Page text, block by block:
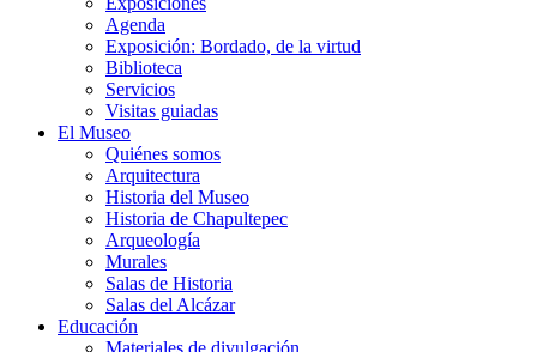
Agenda
Exposición: Bordado, de la virtud
Biblioteca
Servicios
Visitas guiadas
El Museo
Quiénes somos
Arquitectura
Historia del Museo
Historia de Chapultepec
Arqueología
Murales
Salas de Historia
Salas del Alcázar
Educación
Materiales de divulgación